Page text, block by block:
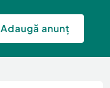
Adaugă anunț